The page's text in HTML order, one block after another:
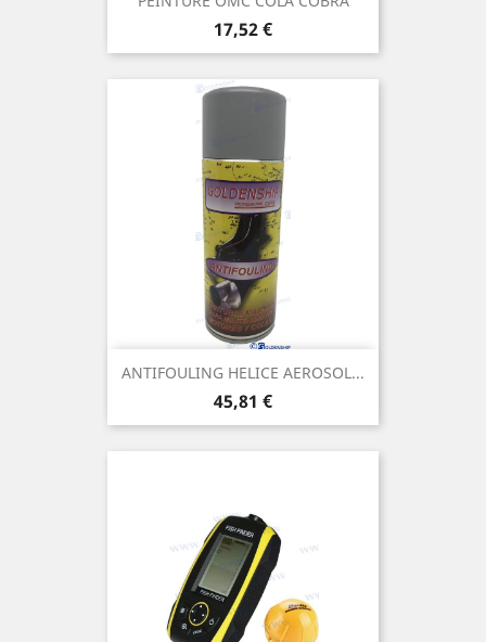
Prix
17,52 €
ANTIFOULING HELICE AEROSOL...
Prix
45,81 €